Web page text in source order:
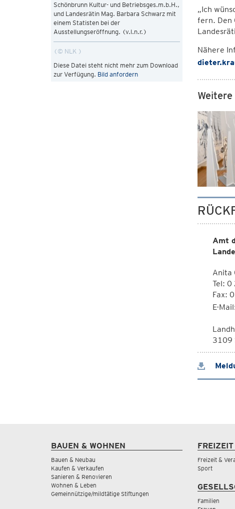
Schönbrunn Kultur- und Betriebsges.m.b.H.,
und Landesrätin Mag. Barbara Schwarz mit
einem Statisten bei der
Ausstellungseröffnung. (v.l.n.r.)
© NLK
Diese Datei steht nicht mehr zum Download
zur Verfügung. Bild anfordern
„Ich
fern. Den
Nähere
Amt
Anita
Tel:
Fax:
E-
3109
BAUEN & WOHNEN
Bauen & Neubau
Kaufen & Verkaufen
Sanieren & Renovieren
Wohnen & Leben
Gemeinnützige/mildtätige Stiftungen
Freizeit &
Sport
Familien